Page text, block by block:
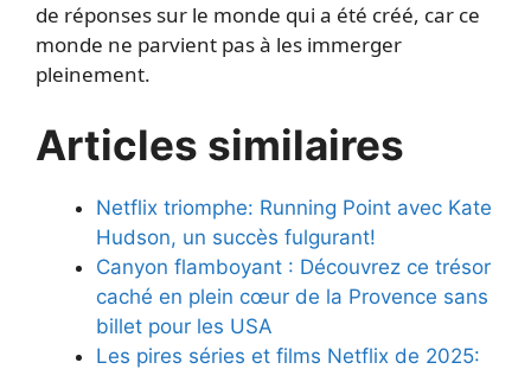
de réponses sur le monde qui a été créé, car ce
monde ne parvient pas à les immerger
pleinement.
Articles similaires
Netflix triomphe: Running Point avec Kate
Hudson, un succès fulgurant!
Canyon flamboyant : Découvrez ce trésor
caché en plein cœur de la Provence sans
billet pour les USA
Les pires séries et films Netflix de 2025: